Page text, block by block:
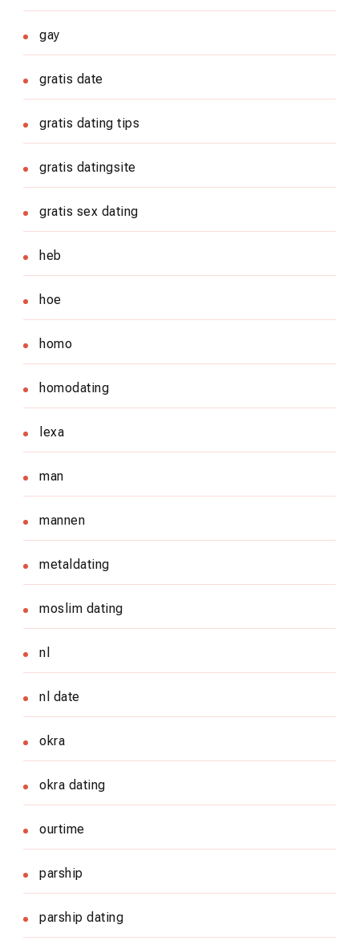
gay
gratis date
gratis dating tips
gratis datingsite
gratis sex dating
heb
hoe
homo
homodating
lexa
man
mannen
metaldating
moslim dating
nl
nl date
okra
okra dating
ourtime
parship
parship dating